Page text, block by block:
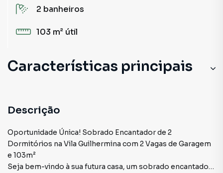
2 banheiros
103 m² útil
Características principais
Armário no Quarto
Aceita Pet
Descrição
Oportunidade Única! Sobrado Encantador de 2
Dormitórios na Vila Guilhermina com 2 Vagas de Garagem
e 103m²
Seja bem-vindo à sua futura casa, um sobrado encantador